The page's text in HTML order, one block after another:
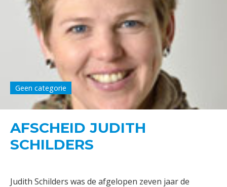
Geen categorie
AFSCHEID JUDITH
SCHILDERS
Judith Schilders was de afgelopen zeven jaar de